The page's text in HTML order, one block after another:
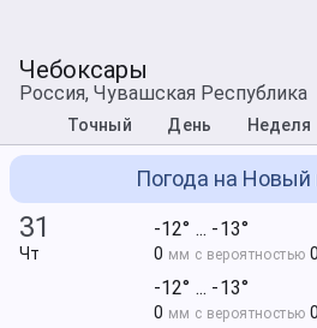
Чебоксары
Россия, Чувашская Республика
Точный День Неделя
Погода на Новый
31
Чт
-12° ... -13°
0 мм с вероятностью 0
-12° ... -13°
0 мм с вероятностью 0